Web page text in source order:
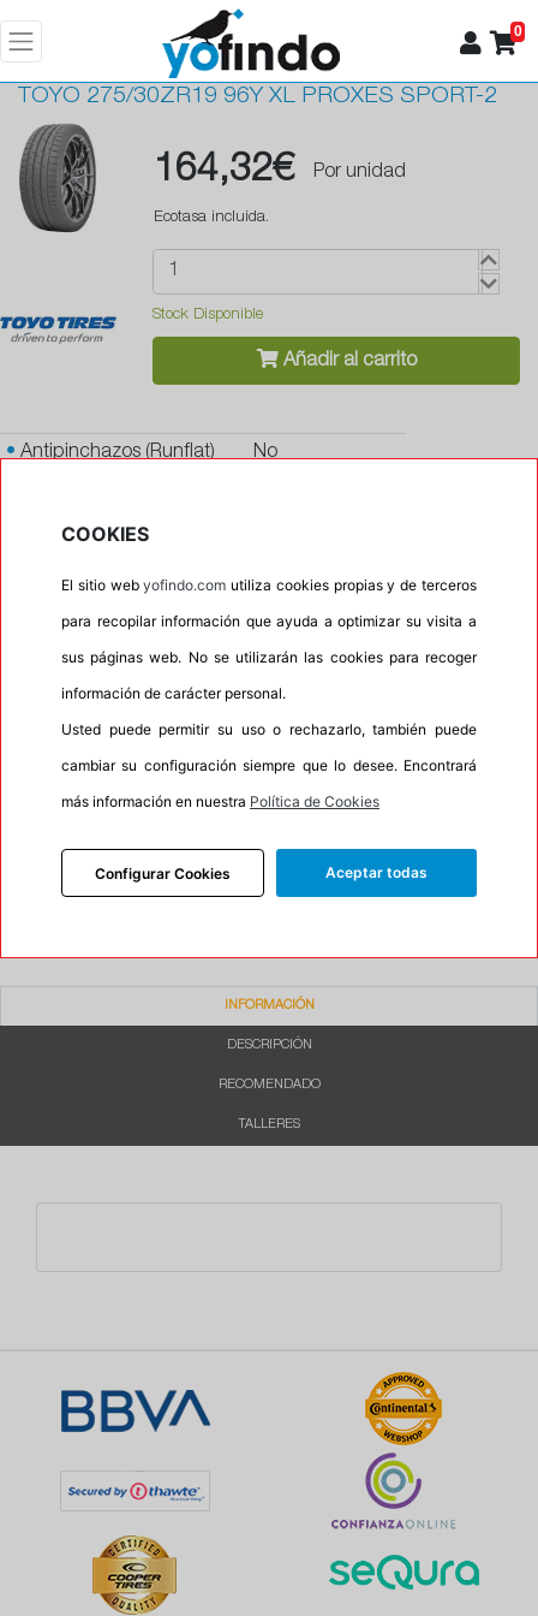
0
TOYO 275/30ZR19 96Y XL PROXES SPORT-2
164,32€ Por unidad
Ecotasa incluida.
Stock Disponible
Añadir al carrito
•Antipinchazos (Runflat) No
Autosellante de pinchazos
Espuma antiruido
No
Banda blanca No
No
Calidad QUALITY
P.O.R. No
Oportunidad No
Etiqueta energética Información Eprel
INFORMACIÓN
DESCRIPCIÓN
RECOMENDADO
TALLERES
COOKIES
El sitio webyofindo.com utiliza cookies propias y de terceros
para recopilar información que ayuda a optimizar su visita a
sus páginas web. No se utilizarán las cookies para recoger
información de carácter personal.
Usted puede permitir su uso o rechazarlo, también puede
cambiar su configuración siempre que lo desee. Encontrará
más información en nuestra Política de Cookies
Configurar Cookies Aceptar todas